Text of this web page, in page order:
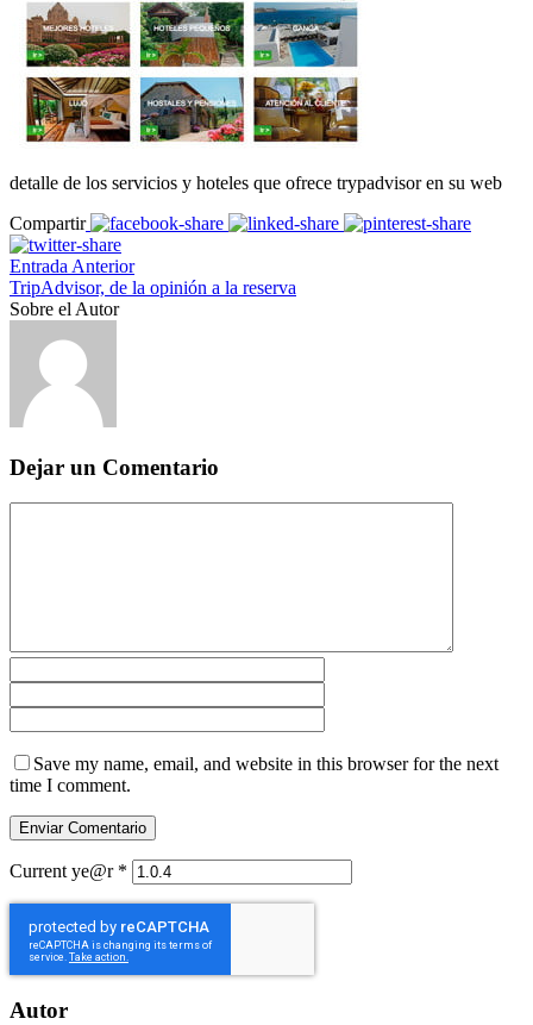
detalle de los servicios y hoteles que ofrece trypadvisor en su web
Compartir
Entrada Anterior
TripAdvisor, de la opinión a la reserva
Sobre el Autor
Dejar un Comentario
Save my name, email, and website in this browser for the next
time I comment.
Current ye@r *
Autor